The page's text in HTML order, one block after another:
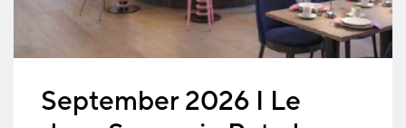
September 2026 I Le